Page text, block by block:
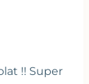
!! Super